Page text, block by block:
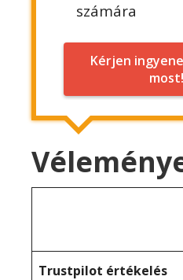
számára
Kérjen
most!
Trustpilot értékelés